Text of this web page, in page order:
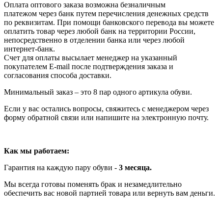
Оплата оптового заказа возможна безналичным
платежом через банк путем перечисления денежных средств
по реквизитам. При помощи банковского перевода вы можете
оплатить товар через любой банк на территории России,
непосредственно в отделении банка или через любой
интернет-банк.
Счет для оплаты высылает менеджер на указанный
покупателем E-mail после подтверждения заказа и
согласования способа доставки.
Минимальный заказ – это 8 пар одного артикула обуви.
Если у вас остались вопросы, свяжитесь с менеджером через
форму обратной связи или напишите на электронную почту.
Как мы работаем:
Гарантия на каждую пару обуви - 3 месяца.
Мы всегда готовы поменять брак и незамедлительно
обеспечить вас новой партией товара или вернуть вам деньги.